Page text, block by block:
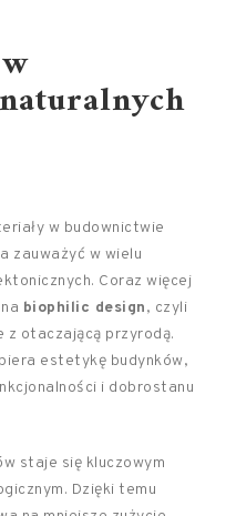
w budownictwie
zauważyć w wielu
Coraz więcej
biophilic design, czyli
otaczającą przyrodą.
estetykę budynków,
i dobrostanu
staje się kluczowym
Dzięki temu